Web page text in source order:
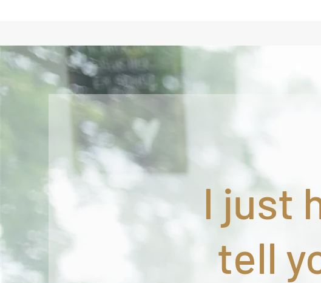
I just
tell